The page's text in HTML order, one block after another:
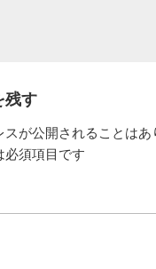
残す
スが公開されることはあ
必須項目です